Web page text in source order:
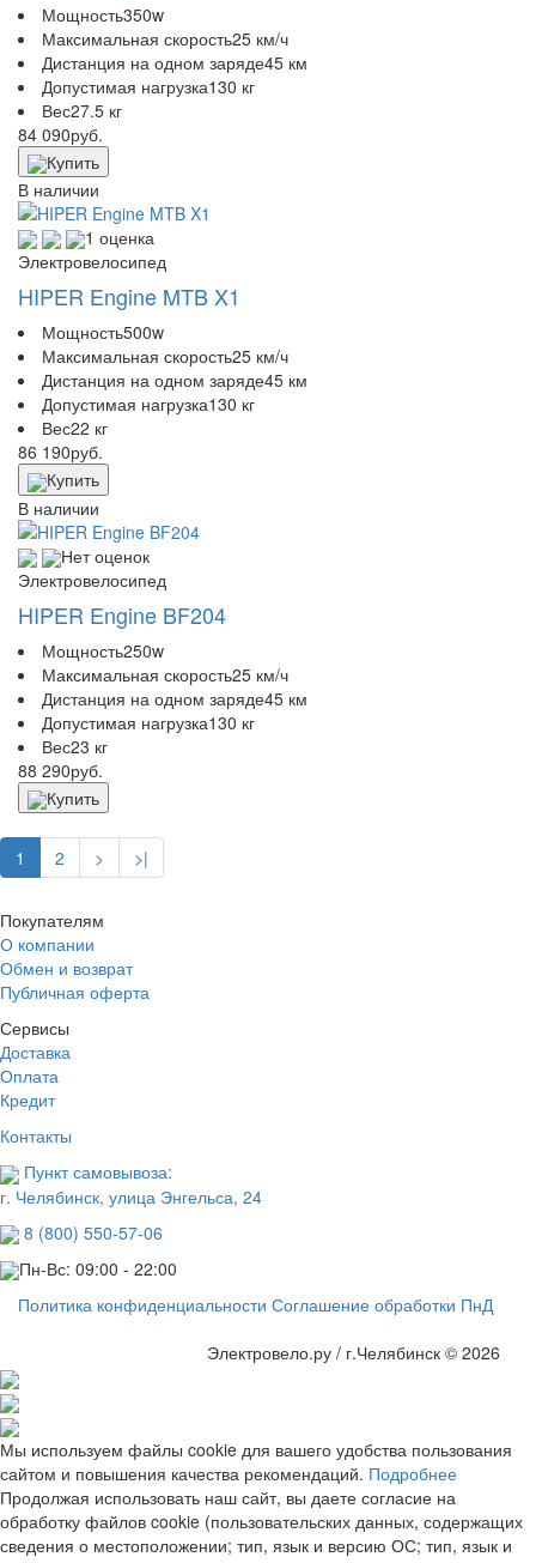
Мощность350w
Максимальная скорость25 км/ч
Дистанция на одном заряде45 км
Допустимая нагрузка130 кг
Вес27.5 кг
84 090руб.
Купить
В наличии
1 оценка
Электровелосипед
HIPER Engine MTB X1
Мощность500w
Максимальная скорость25 км/ч
Дистанция на одном заряде45 км
Допустимая нагрузка130 кг
Вес22 кг
86 190руб.
Купить
В наличии
Нет оценок
Электровелосипед
HIPER Engine BF204
Мощность250w
Максимальная скорость25 км/ч
Дистанция на одном заряде45 км
Допустимая нагрузка130 кг
Вес23 кг
88 290руб.
Купить
1 2 > >|
Покупателям
О компании
Обмен и возврат
Публичная оферта
Сервисы
Доставка
Оплата
Кредит
Контакты
Пункт самовывоза:
г. Челябинск, улица Энгельса, 24
8 (800) 550-57-06
Пн-Вс: 09:00 - 22:00
Политика конфиденциальности Соглашение обработки ПнД
Электровело.ру / г.Челябинск © 2026
Мы используем файлы cookie для вашего удобства пользования
сайтом и повышения качества рекомендаций. Подробнее
Продолжая использовать наш сайт, вы даете согласие на
обработку файлов cookie (пользовательских данных, содержащих
сведения о местоположении; тип, язык и версию ОС; тип, язык и